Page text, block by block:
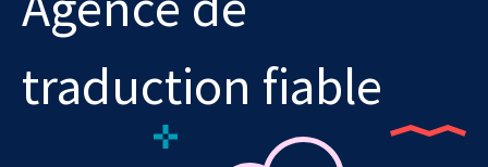
traduction fiable